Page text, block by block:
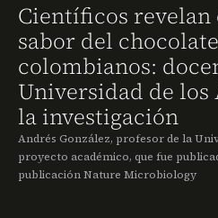
Científicos revelan
sabor del
colombianos:
Universidad de los
la investigación
Andrés González, profesor de la
proyecto académico, que fue
publicación Nature Microbiology